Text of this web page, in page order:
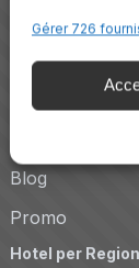
Gérer 726
Hôtels
Voli
Noleggio Auto
Blog
Promo
Hotel per